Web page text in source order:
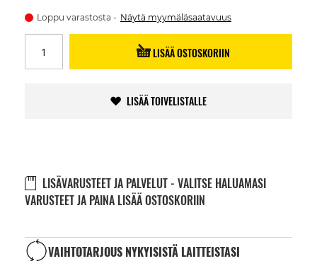
Loppu varastosta Näytä myymäläsaatavuus
LISÄÄ OSTOSKORIIN
LISÄÄ TOIVELISTALLE
LISÄVARUSTEET JA PALVELUT - VALITSE HALUAMASI
VARUSTEET JA PAINA LISÄÄ OSTOSKORIIN
VAIHTOTARJOUS NYKYISISTÄ LAITTEISTASI